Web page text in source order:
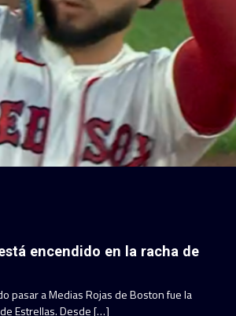
encendido en la racha de
pasar a Medias Rojas de Boston fue la
Estrellas. Desde […]